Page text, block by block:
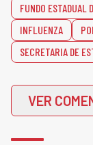
FUNDO ESTADUAL
INFLUENZA
SECRETARIA DE
VER